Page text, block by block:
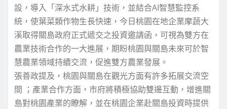
設，導入「深水式水耕」技術，並結合AI智慧監控系
統，使葉菜類作物生長快速，今日桃園在地企業摩蔬大
溪取得關島政府正式遞交之投資邀請函，可視為雙方在
農業技術合作的一大進展，期盼桃園與關島未來可於智
慧農業領域持續交流，促進雙方農業發展。
張善政提及，桃園與關島在觀光方面有許多拓展交流空
間 ；產業合作方面，市府將積極協助雙邊互動，增進關
島對桃園產業的瞭解，並在桃園企業赴關島投資時提供